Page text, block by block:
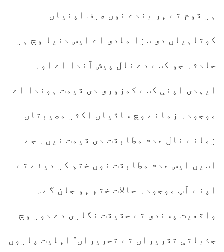
ہر قوم تے ہر بندے نوں صرف اپنیاں
کوتاہیاں دی سزا ملدی اے ایس دنیا وچ ہر
حادثہ جو کسے دے نال پیش آندا اے اوہ
ایہدی اپنی کسے کمزوری دی قیمت ہوندا اے
موجودہ زمانے وچ ساڈیاں اکثر مصیبتاں
زمانے نال عدم مطابقت دی قیمت نیں۔ جے
اسیں ایس عدم مطابقت نوں ختم کر دیئے تے
اپنے آپ موجودہ حالات ختم ہو جان گے۔
واقعیت پسندی تے حقیقت نگاری دے دور وچ
جذباتی تقریراں تے تحریراں’ اہلیت پاروں